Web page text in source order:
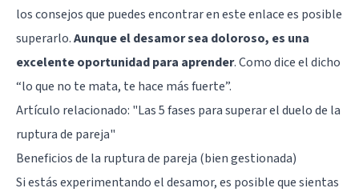
los consejos que puedes encontrar en este enlace es posible
superarlo.Aunque el desamor sea doloroso, es una
excelente oportunidad para aprender. Como dice el dicho
“lo que no te mata, te hace más fuerte”.
Artículo relacionado: "Las 5 fases para superar el duelo de la
ruptura de pareja"
Beneficios de la ruptura de pareja (bien gestionada)
Si estás experimentando el desamor, es posible que sientas